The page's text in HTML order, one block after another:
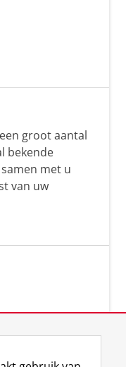
groot aantal
bekende
met u
van uw